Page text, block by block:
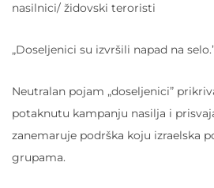
nasilnici/ židovski teroristi
„Doseljenici su izvršili napad na
Neutralan pojam „doseljenici”
potaknutu kampanju nasilja i
zanemaruje podrška koju izraelska
grupama.